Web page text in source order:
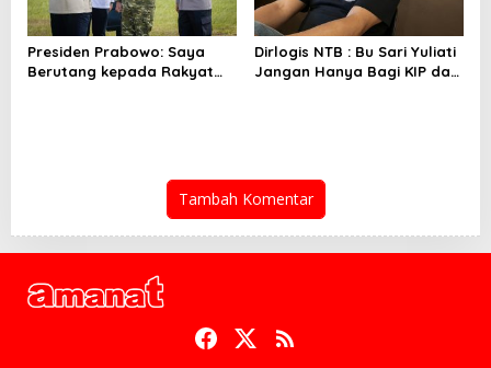
Presiden Prabowo: Saya
Berutang kepada Rakyat
Dirlogis NTB : Bu Sari Yuliati
Jangan Hanya Bagi KIP dan
Tambah Komentar